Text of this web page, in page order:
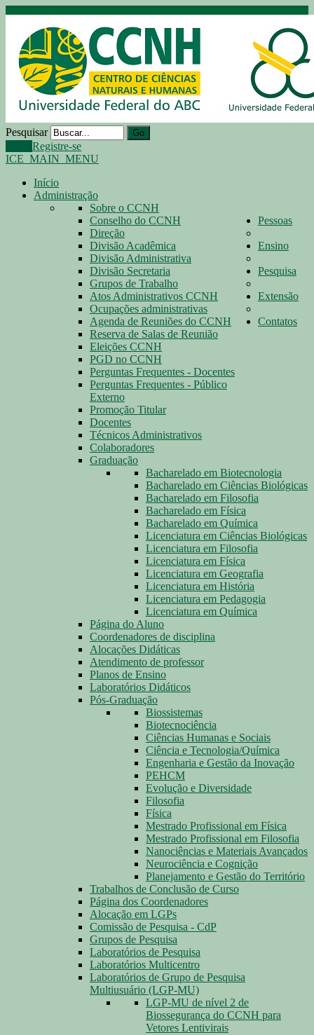
Pesquisar Go
Registre-se
ICE_MAIN_MENU
Início
Administração
Sobre o CCNH
Conselho do CCNH
Direção
Divisão Acadêmica
Divisão Administrativa
Divisão Secretaria
Grupos de Trabalho
Atos Administrativos CCNH
Ocupações administrativas
Agenda de Reuniões do CCNH
Reserva de Salas de Reunião
Eleições CCNH
PGD no CCNH
Perguntas Frequentes - Docentes
Perguntas Frequentes - Público
Externo
Promoção Titular
Pessoas
Docentes
Técnicos Administrativos
Colaboradores
Ensino
Graduação
Bacharelado em Biotecnologia
Bacharelado em Ciências Biológicas
Bacharelado em Filosofia
Bacharelado em Física
Bacharelado em Química
Licenciatura em Ciências Biológicas
Licenciatura em Filosofia
Licenciatura em Física
Licenciatura em Geografia
Licenciatura em História
Licenciatura em Pedagogia
Licenciatura em Química
Página do Aluno
Coordenadores de disciplina
Alocações Didáticas
Atendimento de professor
Planos de Ensino
Laboratórios Didáticos
Pós-Graduação
Biossistemas
Biotecnociência
Ciências Humanas e Sociais
Ciência e Tecnologia/Química
Engenharia e Gestão da Inovação
PEHCM
Evolução e Diversidade
Filosofia
Física
Mestrado Profissional em Física
Mestrado Profissional em Filosofia
Nanociências e Materiais Avançados
Neurociência e Cognição
Planejamento e Gestão do Território
Trabalhos de Conclusão de Curso
Página dos Coordenadores
Pesquisa
Alocação em LGPs
Comissão de Pesquisa - CdP
Grupos de Pesquisa
Laboratórios de Pesquisa
Laboratórios Multicentro
Laboratórios de Grupo de Pesquisa
Multiusuário (LGP-MU)
LGP-MU de nível 2 de
Biossegurança do CCNH para
Vetores Lentivirais
Extensão
Contatos